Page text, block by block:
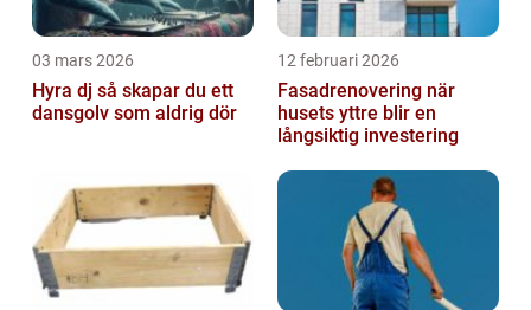
03 mars 2026
Hyra dj så skapar du ett
dansgolv som aldrig dör
12 februari 2026
Fasadrenovering när
husets yttre blir en
långsiktig investering